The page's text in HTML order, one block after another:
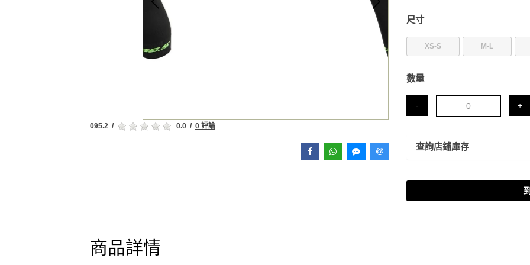
095.2 / 0.0 / 0 評論
尺寸
XS-S M-L
數量
- +
查詢店鋪庫存
商品詳情